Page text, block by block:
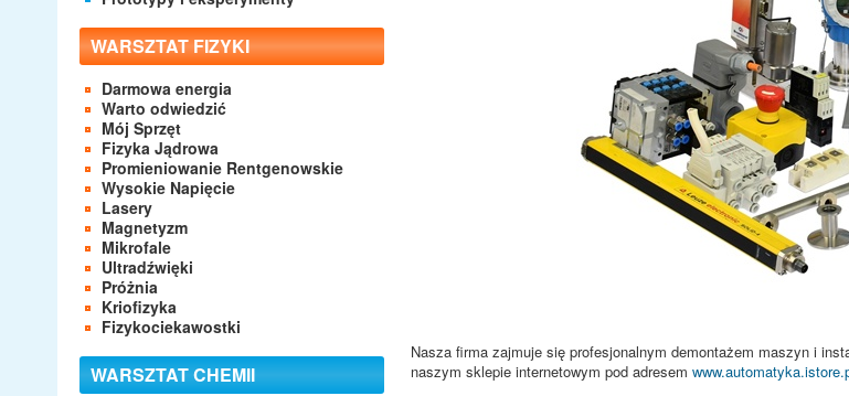
WARSZTAT FIZYKI
Darmowa energia
Warto odwiedzić
Mój Sprzęt
Fizyka Jądrowa
Promieniowanie Rentgenowskie
Wysokie Napięcie
Lasery
Magnetyzm
Mikrofale
Ultradźwięki
Próżnia
Kriofizyka
Fizykociekawostki
WARSZTAT CHEMII
Nasza firma zajmuje się profesjonalnym demontażem maszyn i
naszym sklepie internetowym pod adresem